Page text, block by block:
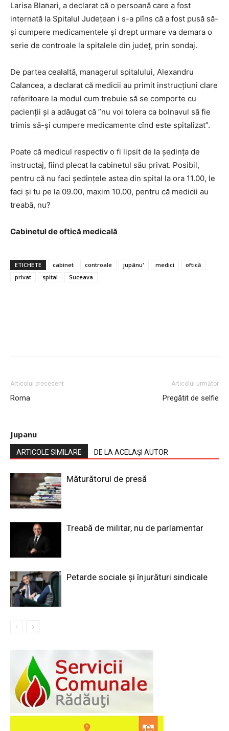
Larisa Blanari, a declarat că o persoană care a fost
internată la Spitalul Județean i s-a plîns că a fost pusă să-
și cumpere medicamentele și drept urmare va demara o
serie de controale la spitalele din județ, prin sondaj.
De partea cealaltă, managerul spitalului, Alexandru
Calancea, a declarat că medicii au primit instrucțiuni clare
referitoare la modul cum trebuie să se comporte cu
pacienții și a adăugat că ”nu voi tolera ca bolnavul să fie
trimis să-și cumpere medicamente cînd este spitalizat”.
Poate că medicul respectiv o fi lipsit de la ședința de
instructaj, fiind plecat la cabinetul său privat. Posibil,
pentru că nu faci ședințele astea din spital la ora 11.00, le
faci și tu pe la 09.00, maxim 10.00, pentru că medicii au
treabă, nu?
Cabinetul de oftică medicală
ETICHETE cabinet controale jupânu' medici
oftică
privat
spital Suceava
Articolul precedent
Roma
Articolul următor
Pregătit de selfie
Jupanu
ARTICOLE SIMILARE DE LA ACELAȘI AUTOR
Măturătorul de presă
Treabă de militar, nu de parlamentar
Petarde sociale și înjurături sindicale